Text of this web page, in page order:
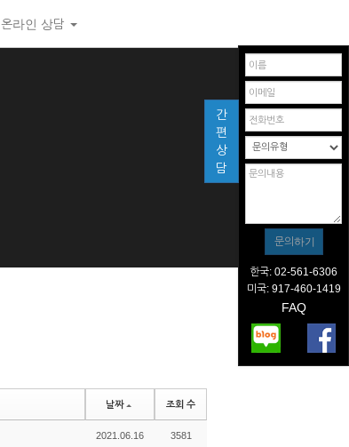
온라인 상담
날짜 조회 수
2021.06.16 3581
간
편
상
담
한국: 02-561-6306
미국: 917-460-1419
FAQ